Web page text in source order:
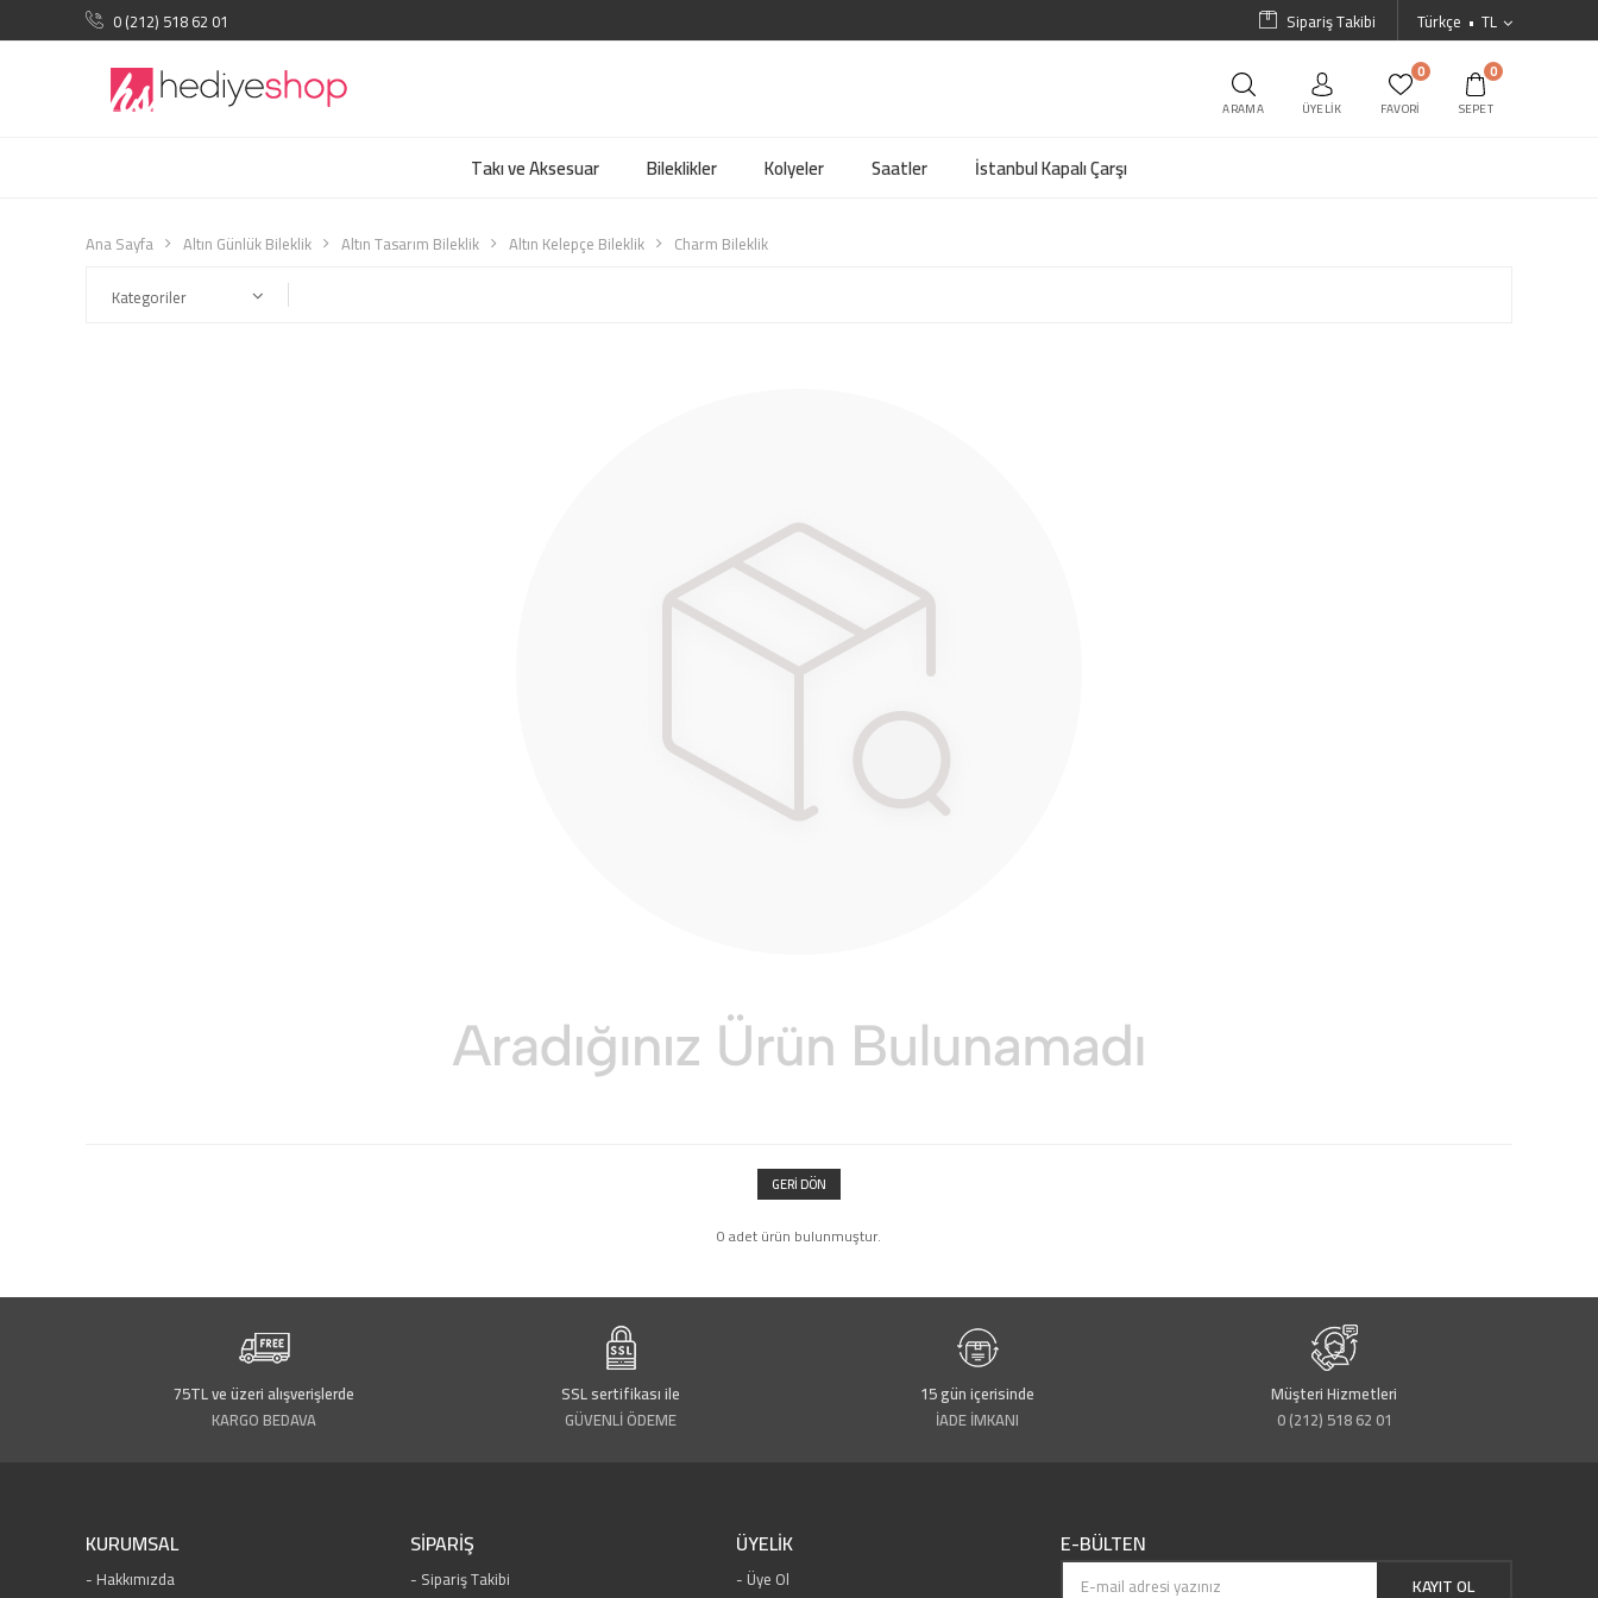
0 (212) 518 62 01 Türkçe TL
Sipariş Takibi
ARAMA ÜYELIK
0
FAVORI
0
SEPET
Takı ve Aksesuar Bileklikler Kolyeler Saatler İstanbul Kapalı Çarşı
Ana Sayfa Altın Günlük Bileklik Altın Tasarım Bileklik Altın Kelepçe Bileklik
Charm Bileklik
Kategoriler
GERI DÖN
0 adet ürün bulunmuştur.
75TL ve üzeri alışverişlerde
KARGO BEDAVA
SSL sertifikası ile
GÜVENLİ ÖDEME
15 gün içerisinde
İADE İMKANI
Müşteri Hizmetleri
0 (212) 518 62 01
KURUMSAL
Hakkımızda
SİPARİŞ
Sipariş Takibi
ÜYELİK
Üye Ol
E-BÜLTEN
KAYIT OL